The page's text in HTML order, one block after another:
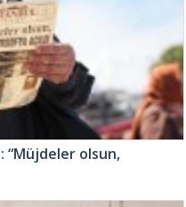
“Müjdeler olsun,